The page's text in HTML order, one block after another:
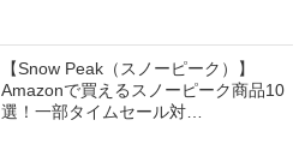
【Snow Peak（スノーピーク）】
Amazonで買えるスノーピーク商品10
選！一部タイムセール対…